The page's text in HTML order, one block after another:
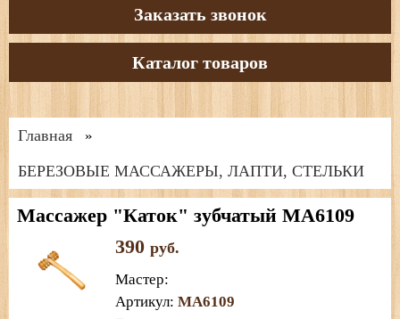
Заказать звонок
Каталог товаров
Главная »
БЕРЕЗОВЫЕ МАССАЖЕРЫ, ЛАПТИ, СТЕЛЬКИ
Массажер "Каток" зубчатый МА6109
390 руб.
Мастер:
Артикул: МА6109